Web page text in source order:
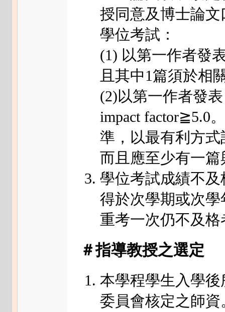
授同意及博士論
學位考試：
(1) 以第一作者發
且其中1篇須於相
(2)以第一作者發
impact factor≧5.0
準，以最有利方式
而且應至少有一
學位考試成績不
得於次學期或次
重考一次仍不及
＃指導教授之選定
本學程學生入學
委員會核定之師資